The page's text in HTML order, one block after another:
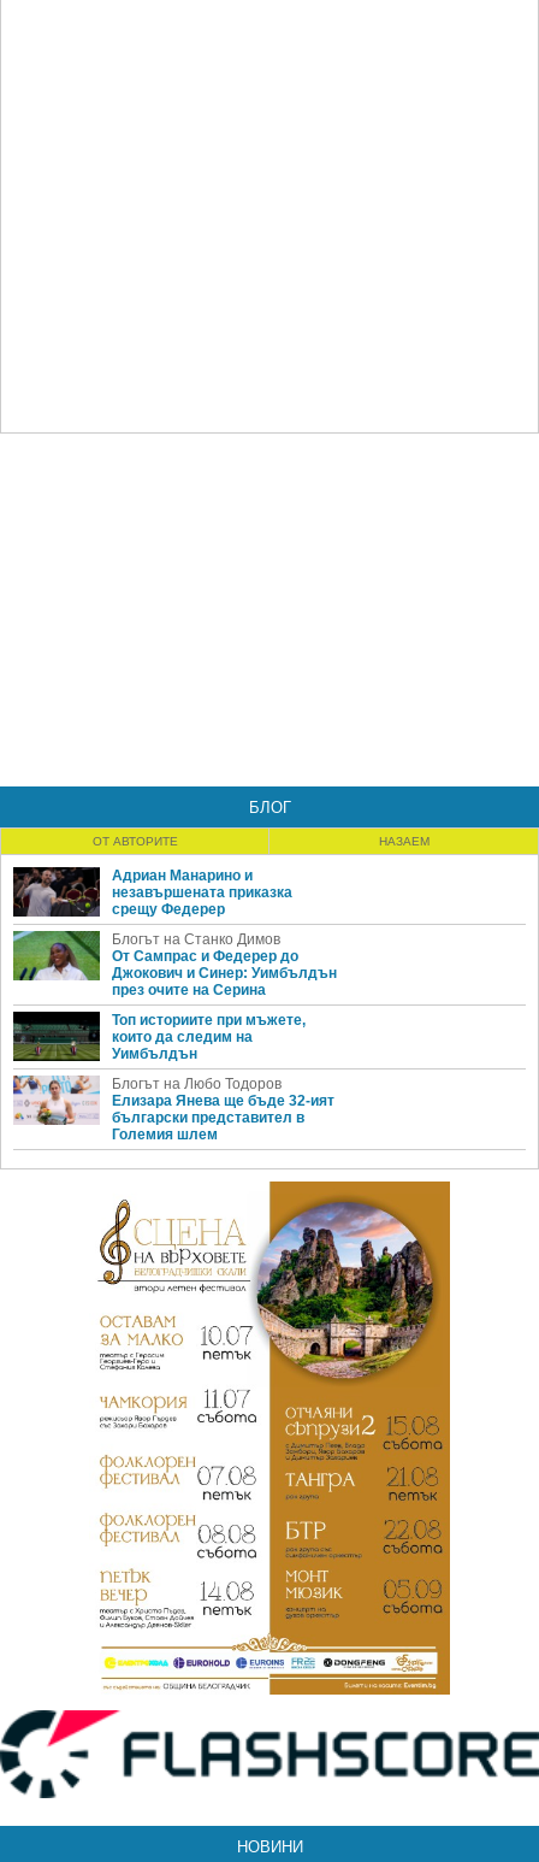
БЛОГ
ОТ АВТОРИТЕ НАЗАЕМ
Адриан Манарино и
незавършената приказка
срещу Федерер
Блогът на Станко Димов
От Сампрас и Федерер до
Джокович и Синер: Уимбълдън
през очите на Серина
Топ историите при мъжете,
които да следим на
Уимбълдън
Блогът на Любо Тодоров
Елизара Янева ще бъде 32-ият
български представител в
Големия шлем
НОВИНИ